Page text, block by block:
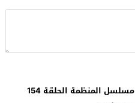
مسلسل المنظمة الحلقة 154